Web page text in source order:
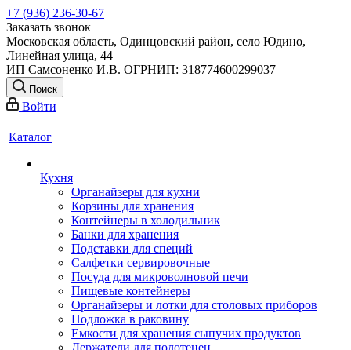
+7 (936) 236-30-67
Заказать звонок
Московская область, Одинцовский район, село Юдино,
Линейная улица, 44
ИП Самсоненко И.В. ОГРНИП: 318774600299037
Поиск
Войти
Каталог
Кухня
Органайзеры для кухни
Корзины для хранения
Контейнеры в холодильник
Банки для хранения
Подставки для специй
Салфетки сервировочные
Посуда для микроволновой печи
Пищевые контейнеры
Органайзеры и лотки для столовых приборов
Подложка в раковину
Емкости для хранения сыпучих продуктов
Держатели для полотенец